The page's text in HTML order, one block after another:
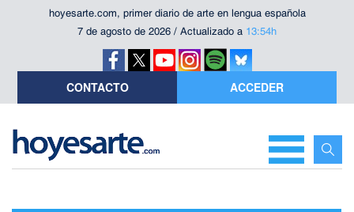
hoyesarte.com, primer diario de arte en lengua española
7 de agosto de 2026 / Actualizado a 13:54h
CONTACTO ACCEDER